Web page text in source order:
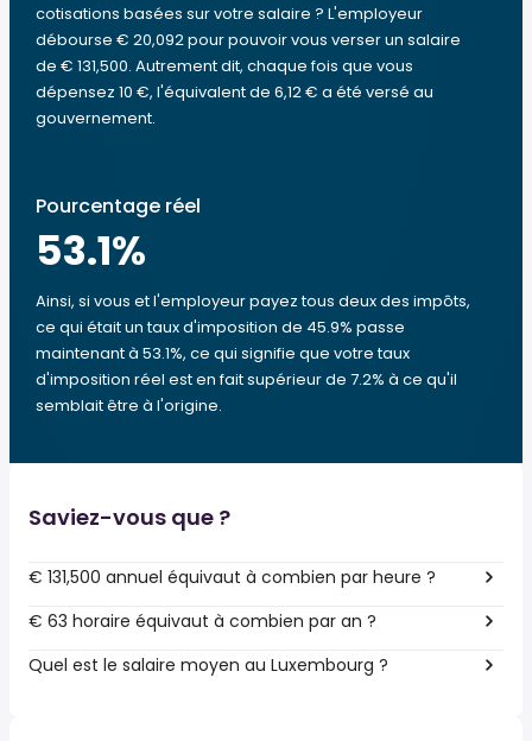
cotisations basées sur votre salaire ? L'employeur
débourse € 20,092 pour pouvoir vous verser un salaire
de € 131,500. Autrement dit, chaque fois que vous
dépensez 10 €, l'équivalent de 6,12 € a été versé au
gouvernement.
Pourcentage réel
53.1%
Ainsi, si vous et l'employeur payez tous deux des impôts,
ce qui était un taux d'imposition de 45.9% passe
maintenant à 53.1%, ce qui signifie que votre taux
d'imposition réel est en fait supérieur de 7.2% à ce qu'il
semblait être à l'origine.
Saviez-vous que ?
€ 131,500 annuel équivaut à combien par heure ?
€ 63 horaire équivaut à combien par an ?
Quel est le salaire moyen au Luxembourg ?